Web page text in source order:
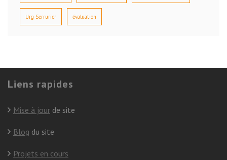
Urg Serrurier évaluation
Liens rapides
Mise à jour de site
Blog du site
Projets en cours